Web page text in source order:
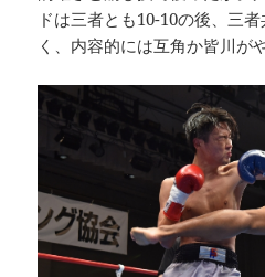
ドは三者とも10-10の後、三
く、内容的には互角か皆川が